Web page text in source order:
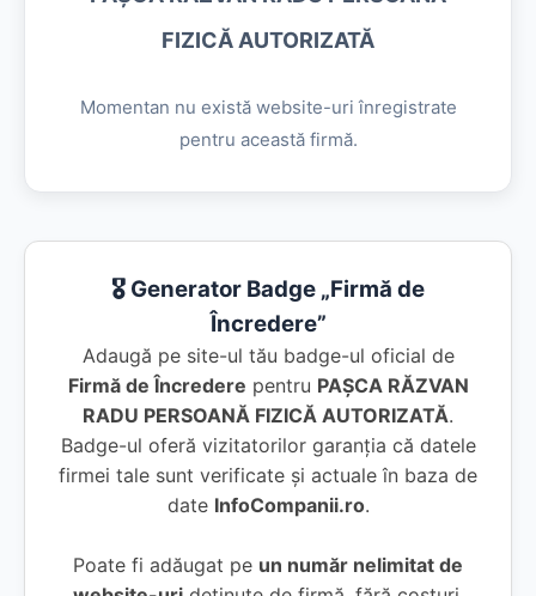
FIZICĂ AUTORIZATĂ
Momentan nu există website-uri înregistrate
pentru această firmă.
🎖️ Generator Badge „Firmă de
Încredere”
Adaugă pe site-ul tău badge-ul oficial de
Firmă de Încredere pentru PAŞCA RĂZVAN
RADU PERSOANĂ FIZICĂ AUTORIZATĂ.
Badge-ul oferă vizitatorilor garanția că datele
firmei tale sunt verificate și actuale în baza de
date InfoCompanii.ro.
Poate fi adăugat pe un număr nelimitat de